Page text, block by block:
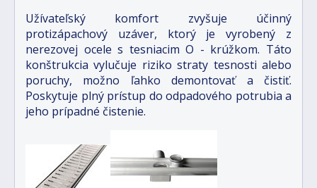
Užívateľský komfort zvyšuje účinný
protizápachový uzáver, ktorý je vyrobený z
nerezovej ocele s tesniacim O - krúžkom. Táto
konštrukcia vylučuje riziko straty tesnosti alebo
poruchy, možno ľahko demontovať a čistiť.
Poskytuje plný prístup do odpadového potrubia a
jeho prípadné čistenie.